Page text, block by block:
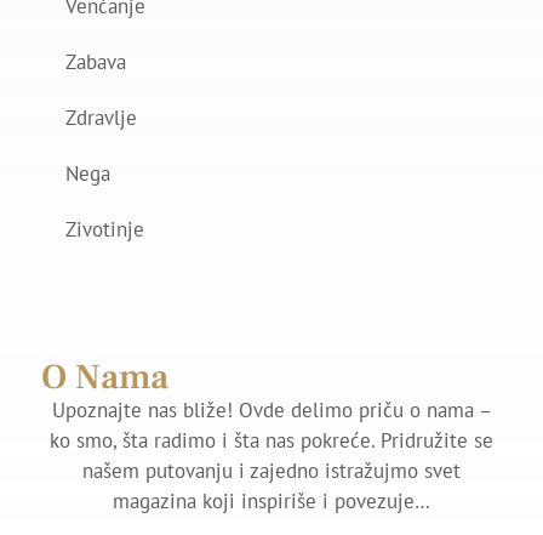
Venčanje
Zabava
Zdravlje
Nega
Zivotinje
O Nama
Upoznajte nas bliže! Ovde delimo priču o nama –
ko smo, šta radimo i šta nas pokreće. Pridružite se
našem putovanju i zajedno istražujmo svet
magazina koji inspiriše i povezuje…